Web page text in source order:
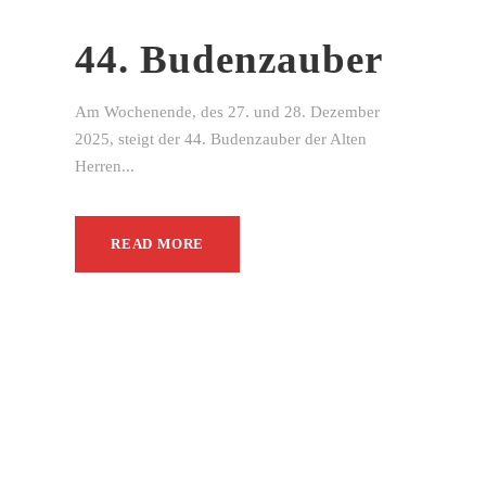
44. Budenzauber
Am Wochenende, des 27. und 28. Dezember
2025, steigt der 44. Budenzauber der Alten
Herren...
READ MORE